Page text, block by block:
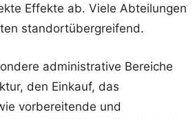
Effekte ab. Viele Abteilungen
standortübergreifend.
administrative Bereiche
den Einkauf, das
vorbereitende und